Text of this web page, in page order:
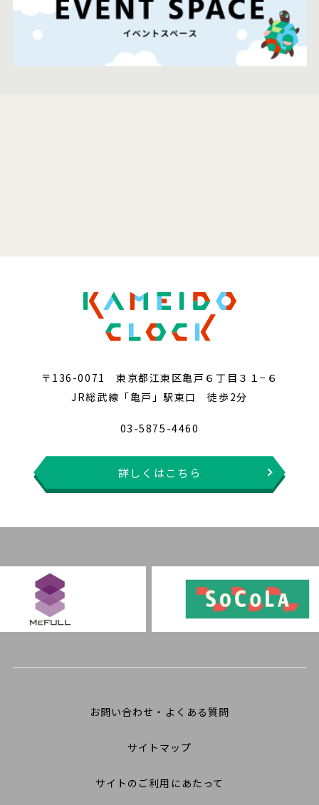
〒136-0071 東京都江東区亀戸６丁目３１−６
JR総武線「亀戸」駅東口 徒歩2分
03-5875-4460
詳しくはこちら
お問い合わせ・よくある質問
サイトマップ
サイトのご利用にあたって